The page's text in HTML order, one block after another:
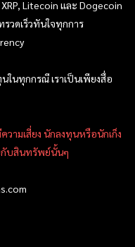
Litecoin และ Dogecoin
วดเร็วทันใจทุกการ
ในทุกกรณี เราเป็นเพียงสื่อ
ามเสี่ยง นักลงทุนหรือนักเก็ง
กับสินทรัพย์นั้นๆ